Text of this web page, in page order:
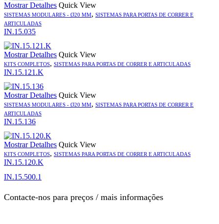
Mostrar Detalhes Quick View
SISTEMAS MODULARES - Ø20 MM, SISTEMAS PARA PORTAS DE CORRER E
ARTICULADAS
IN.15.035
Mostrar Detalhes Quick View
KITS COMPLETOS, SISTEMAS PARA PORTAS DE CORRER E ARTICULADAS
IN.15.121.K
Mostrar Detalhes Quick View
SISTEMAS MODULARES - Ø20 MM, SISTEMAS PARA PORTAS DE CORRER E
ARTICULADAS
IN.15.136
Mostrar Detalhes Quick View
KITS COMPLETOS, SISTEMAS PARA PORTAS DE CORRER E ARTICULADAS
IN.15.120.K
IN.15.500.1
Contacte-nos para preços / mais informações